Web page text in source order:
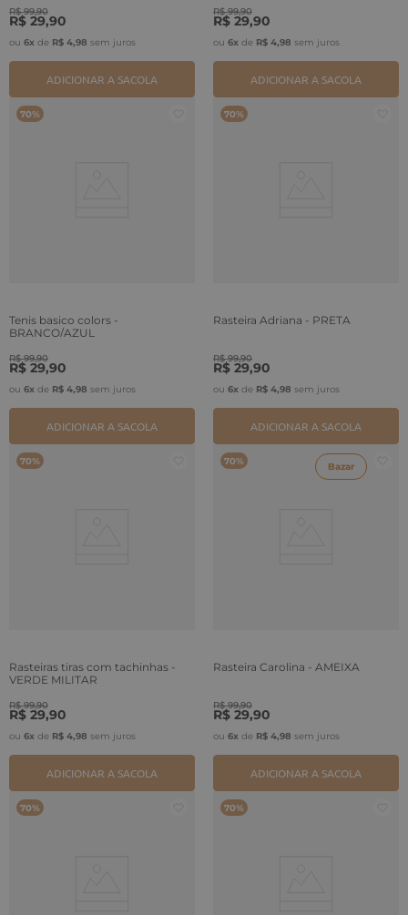
R$ 99,90
R$ 29,90
ou 6x de R$ 4,98 sem juros
ADICIONAR A SACOLA
R$ 99,90
R$ 29,90
ou 6x de R$ 4,98 sem juros
ADICIONAR A SACOLA
70%
Tenis basico colors -
BRANCO/AZUL
R$ 99,90
R$ 29,90
ou 6x de R$ 4,98 sem juros
ADICIONAR A SACOLA
70%
Rasteira Adriana - PRETA
R$ 99,90
R$ 29,90
ou 6x de R$ 4,98 sem juros
ADICIONAR A SACOLA
70%
Rasteiras tiras com tachinhas -
VERDE MILITAR
R$ 99,90
R$ 29,90
ou 6x de R$ 4,98 sem juros
ADICIONAR A SACOLA
Bazar
70%
Rasteira Carolina - AMEIXA
R$ 99,90
R$ 29,90
ou 6x de R$ 4,98 sem juros
ADICIONAR A SACOLA
70% 70%